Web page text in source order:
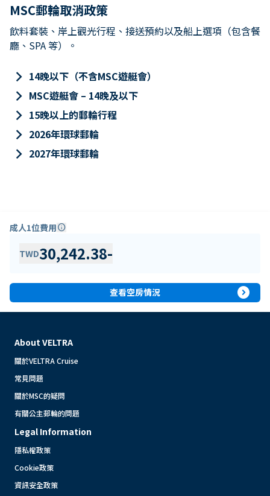
MSC郵輪取消政策
飲料套裝、岸上觀光行程、接送預約以及船上選項（包含餐
廳、SPA 等）。
keyboard_arrow_right 14晚以下（不含MSC遊艇會）
keyboard_arrow_right MSC遊艇會 – 14晚及以下
keyboard_arrow_right 15晚以上的郵輪行程
keyboard_arrow_right 2026年環球郵輪
keyboard_arrow_right 2027年環球郵輪
成人1位費用info
TWD30,242.38-
查看空房情況 expand_circle_right
About VELTRA
關於VELTRA Cruise
常見問題
關於MSC的疑問
有關公主郵輪的問題
Legal Information
隱私權政策
Cookie政策
資訊安全政策